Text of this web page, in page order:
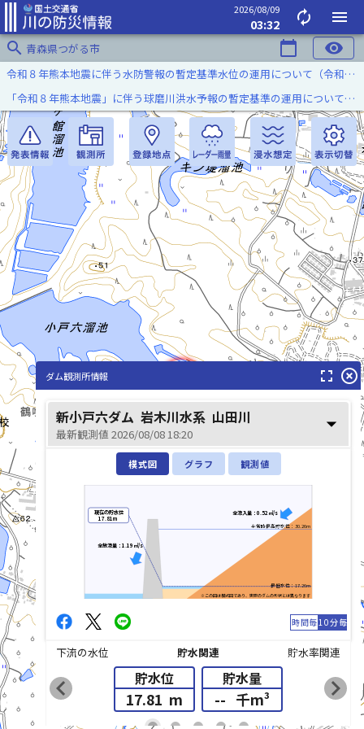
2026/08/09
03:32 autorenew
menu
search 青森県つがる市 calendar_today visibility
山田川(やまだがわ)
令和８年熊本地震に伴う水防警報の暫定基準水位の運用について（令和８年８月７日）
「令和８年熊本地震」に伴う球磨川洪水予報の暫定基準の運用について（令和８年８月５日）
list_alt
ダム観測所情報 fullscreen highlight_off
新小戸六ダム 岩木川水系 山田川
最新観測値 2026/08/08 18:20 arrow_drop_down
模式図 グラフ 観測値
※この図は模式図であり、実際のダムの形状とは異なります
平常時最高貯水位：30.26m
最低水位：17.26m
現在の貯水位
17.81m
全流入量：0.52㎥/s
全放流量：1.19㎥/s
時間毎10分毎
下流の水位 貯水関連 貯水率関連
貯水位
17.81 m
貯水量
-- 千m³
chevron_left chevron_right